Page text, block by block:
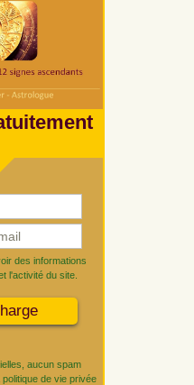
des informations
l'activité du site.
aucun spam
de vie privée